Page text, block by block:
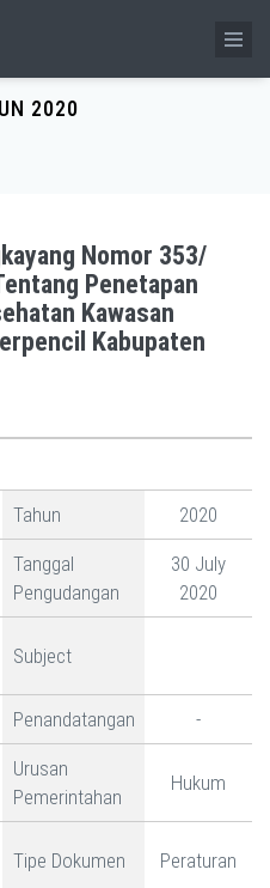
2020
Nomor 353/
Penetapan
Kawasan
Kabupaten
Tahun 2020
Tanggal
Pengudangan
30 July
2020
Subject
Penandatangan -
Urusan
Pemerintahan
Hukum
Tipe Dokumen Peraturan